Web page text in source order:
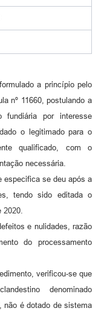
a princípio pelo
nº 11660, postulando a
fundiária por interesse
o legitimado para o
qualificado, com o
necessária.
se deu após a
tendo sido editada o
2020.
e nulidades, razão
do processamento
verificou-se que
denominado
, não é dotado de sistema